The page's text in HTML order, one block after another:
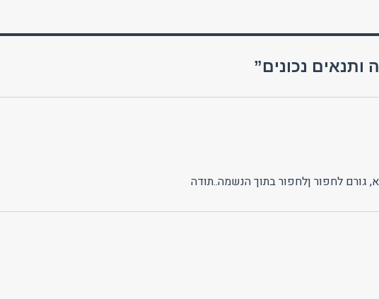
נכונים”
גורם לחפור ןלחפור בתוך הנשמה..תודה